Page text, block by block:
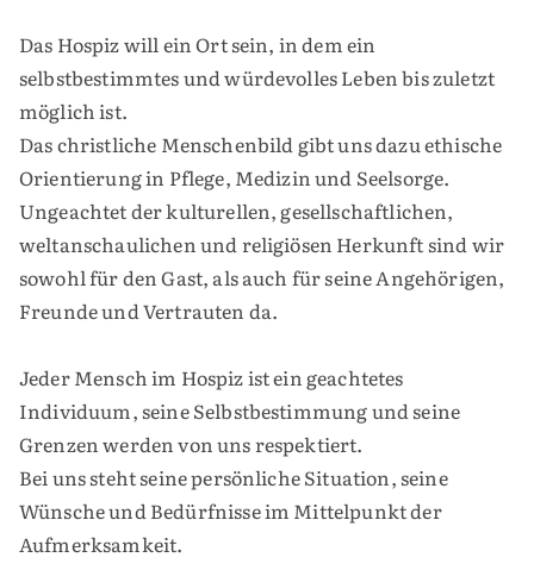
Das Hospiz will ein Ort sein, in dem ein
selbstbestimmtes und würdevolles Leben bis zuletzt
möglich ist.
Das christliche Menschenbild gibt uns dazu ethische
Orientierung in Pflege, Medizin und Seelsorge.
Ungeachtet der kulturellen, gesellschaftlichen,
weltanschaulichen und religiösen Herkunft sind wir
sowohl für den Gast, als auch für seine Angehörigen,
Freunde und Vertrauten da.
Jeder Mensch im Hospiz ist ein geachtetes
Individuum, seine Selbstbestimmung und seine
Grenzen werden von uns respektiert.
Bei uns steht seine persönliche Situation, seine
Wünsche und Bedürfnisse im Mittelpunkt der
Aufmerksamkeit.